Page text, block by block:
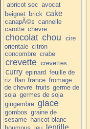
abricot sec avocat
beignet brick cake
canapÃ©s cannelle
carotte chevre
chocolat chou
cire
orientale citron
concombre crabe
crevette crevettes
curry epinard feuille de
riz flan france fromage
de chevre fruits germe de
soja germes de soja
gingembre glace
gombos graine de
sesame haricot blanc
lentille